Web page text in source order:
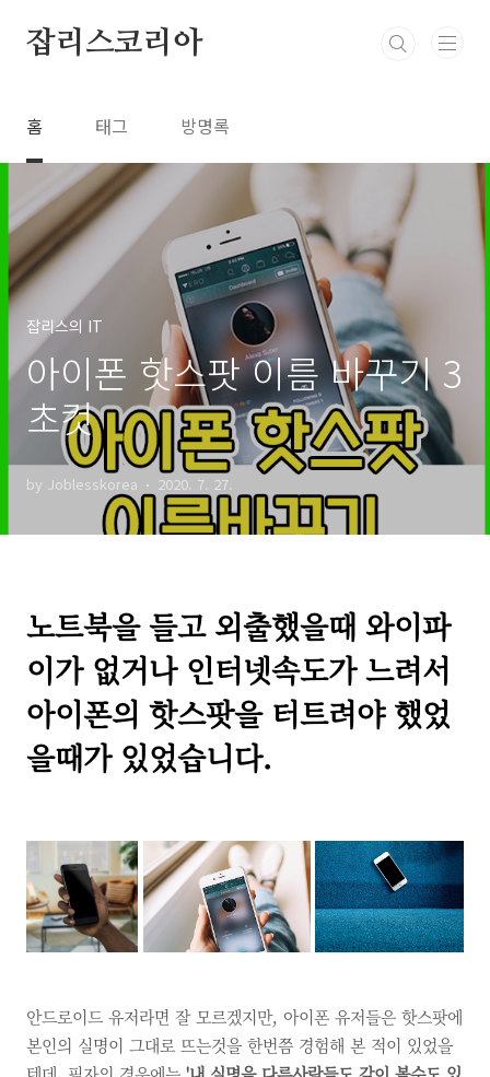
잡리스코리아
홈 태그 방명록
잡리스의 IT
아이폰 핫스팟 이름 바꾸기 3
초컷
by Joblesskorea 2020. 7. 27.
노트북을 들고 외출했을때 와이파
이가 없거나 인터넷속도가 느려서
아이폰의 핫스팟을 터트려야 했었
을때가 있었습니다.
안드로이드 유저라면 잘 모르겠지만, 아이폰 유저들은 핫스팟에
본인의 실명이 그대로 뜨는것을 한번쯤 경험해 본 적이 있었을